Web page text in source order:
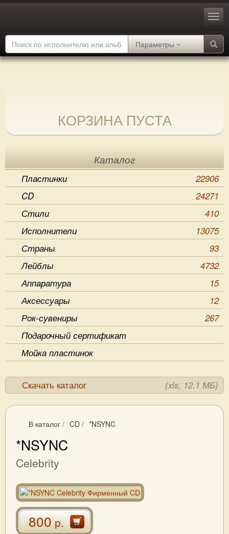
Параметры
КОРЗИНА ПУСТА
Каталог
Пластинки
22906
CD
24271
Стили
410
Исполнители
13075
Страны
93
Лейблы
4732
Аппаратура
15
Аксессуары
12
Рок-сувениры
267
Подарочный сертификат
Мойка пластинок
Скачать каталог (xls, 12.1 МБ)
В каталог / CD / *NSYNC
*NSYNC
Celebrity
800р.